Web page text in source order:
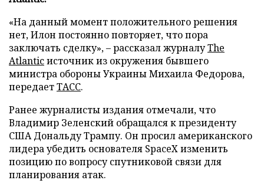
«На данный момент положительного решения
нет, Илон постоянно повторяет, что пора
заключать сделку», – рассказал журналуThe
Atlanticисточник из окружения бывшего
министра обороны Украины Михаила Федорова,
передаетТАСС.
Ранее журналисты издания отмечали, что
Владимир Зеленский обращался к президенту
США Дональду Трампу. Он просил американского
лидера убедить основателя SpaceX изменить
позицию по вопросу спутниковой связи для
планирования атак.